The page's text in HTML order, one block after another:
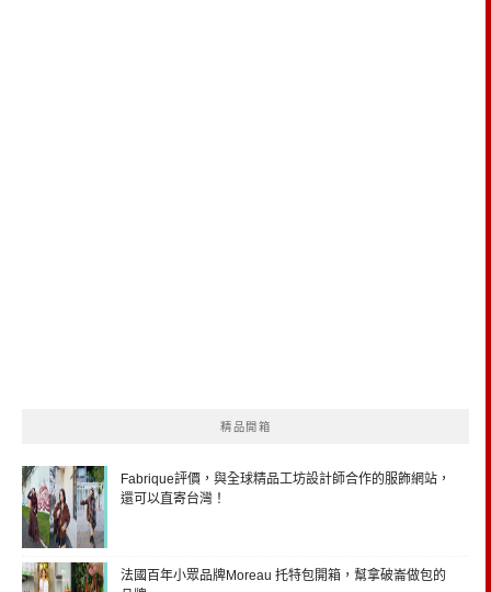
精品開箱
Fabrique評價，與全球精品工坊設計師合作的服飾網站，
還可以直寄台灣！
法國百年小眾品牌Moreau 托特包開箱，幫拿破崙做包的